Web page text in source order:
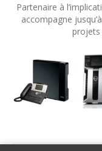
Partenaire à
accompagne
projets